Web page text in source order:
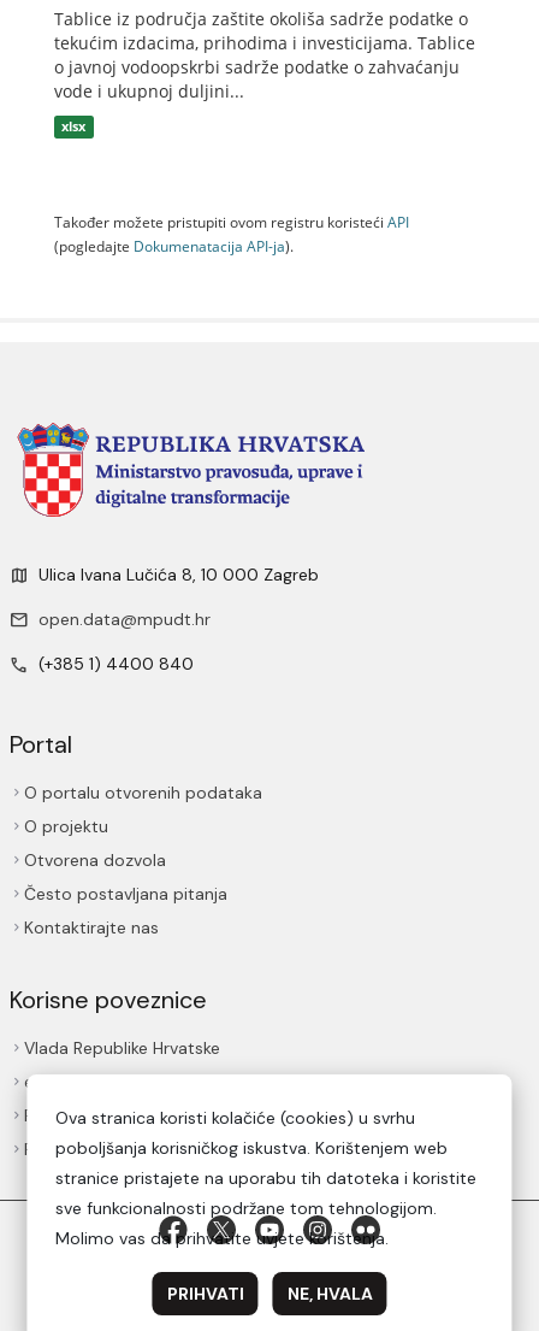
Tablice iz područja zaštite okoliša sadrže podatke o
tekućim izdacima, prihodima i investicijama. Tablice
o javnoj vodoopskrbi sadrže podatke o zahvaćanju
vode i ukupnoj duljini...
xlsx
Također možete pristupiti ovom registru koristeći API
(pogledajte Dokumenаtаcijа API-jа).